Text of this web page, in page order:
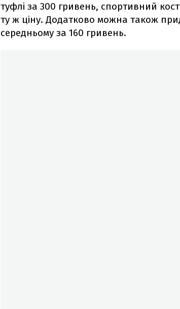
туфлі за 300 гривень, спортивний
ту ж ціну. Додатково можна також
середньому за 160 гривень.